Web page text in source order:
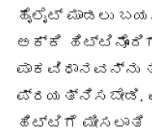
ಹೈಲೈಟ್ ಮಾಡಲು
ಅಕ್ಕಿ
ಪಾಕವಿಧಾನವನ್ನು
ಪ್ರಯತ್ನಿಸಬೇಡಿ.
ಹಿಟ್ಟಿಗೆ ಮೀಸಲಾತಿ